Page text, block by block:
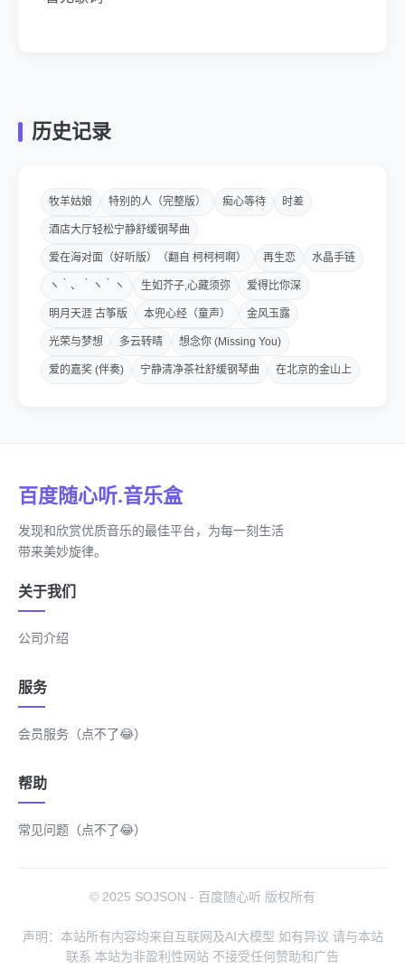
历史记录
牧羊姑娘 特别的人（完整版） 痴心等待 时差
酒店大厅轻松宁静舒缓钢琴曲
爱在海对面（好听版）（翻自 柯柯柯啊） 再生恋 水晶手链
ヽ｀、｀ヽ｀ヽ 生如芥子,心藏须弥 爱得比你深
明月天涯 古筝版 本兜心经（童声） 金风玉露
光荣与梦想 多云转晴 想念你 (Missing You)
爱的嘉奖 (伴奏) 宁静清净茶社舒缓钢琴曲 在北京的金山上
百度随心听.音乐盒
发现和欣赏优质音乐的最佳平台，为每一刻生活
带来美妙旋律。
关于我们
公司介绍
服务
会员服务（点不了😂）
帮助
常见问题（点不了😂）
© 2025 SOJSON - 百度随心听 版权所有
声明：本站所有内容均来自互联网及AI大模型 如有异议 请与本站
联系 本站为非盈利性网站 不接受任何赞助和广告